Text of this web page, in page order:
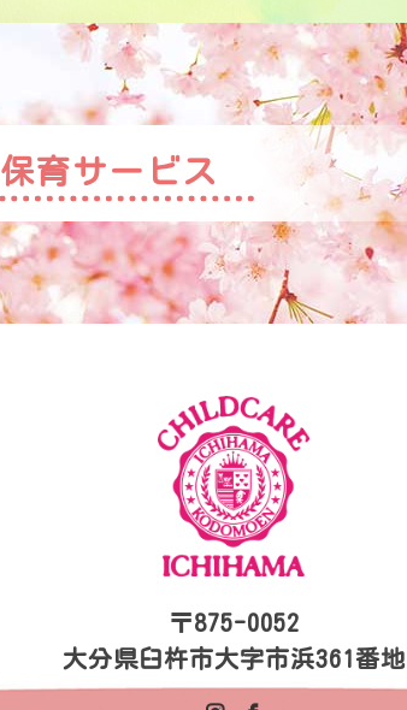
保育サービス
〒875-0052
大分県臼杵市大字市浜361番地